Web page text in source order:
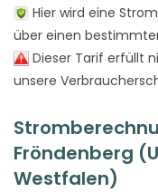
Hier wird eine
über einen
Dieser Tarif erfüllt
unsere
Fröndenberg
Westfalen)